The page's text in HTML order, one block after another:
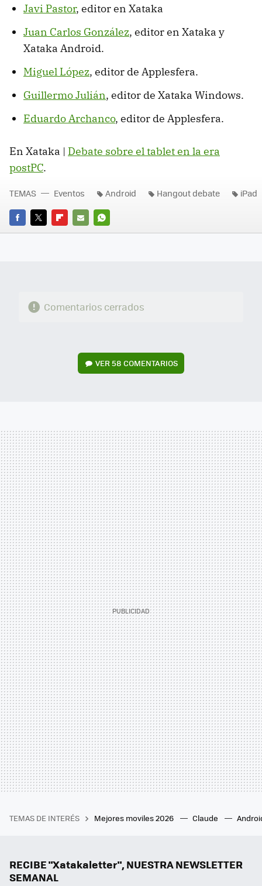
Javi Pastor, editor en Xataka
Juan Carlos González, editor en Xataka y
Xataka Android.
Miguel López, editor de Applesfera.
Guillermo Julián, editor de Xataka Windows.
Eduardo Archanco, editor de Applesfera.
En Xataka | Debate sobre el tablet en la era
postPC.
FACEBOOK
TWITTERFLIPBOARD
E-
WHATSAPP
TEMAS Eventos Android Hangout debate iPad
Comentarios cerrados
VER58 COMENTARIOS
TEMAS DE INTERÉS Mejores moviles 2026 Claude
RECIBE "Xatakaletter", NUESTRA NEWSLETTER
SEMANAL